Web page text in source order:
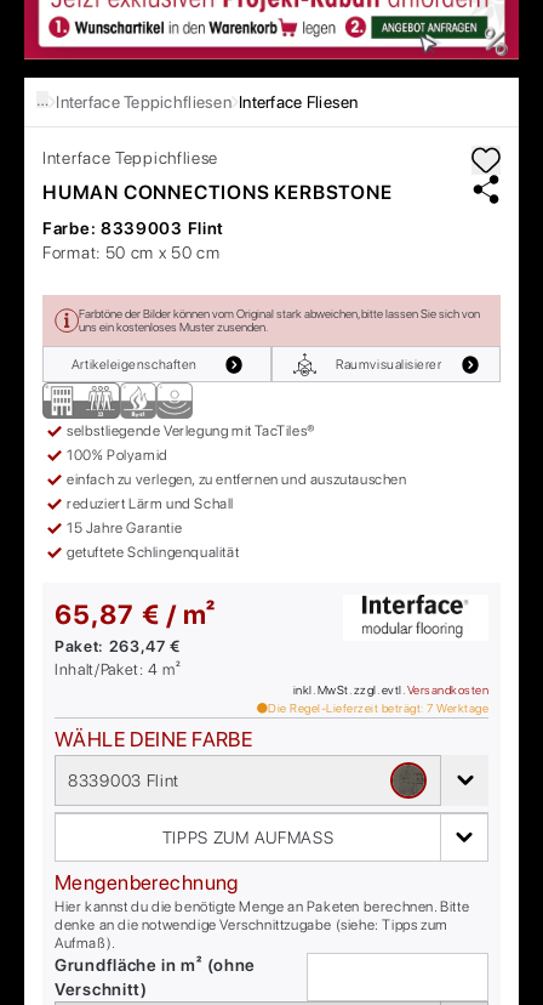
… Interface Teppichfliesen Interface Fliesen
Interface Teppichfliese
HUMAN CONNECTIONS KERBSTONE
Farbe: 8339003 Flint
Format: 50 cm x 50 cm
Farbtöne der Bilder können vom Original stark abweichen, bitte lassen Sie sich von
uns ein kostenloses Muster zusenden.
Artikeleigenschaften Raumvisualisierer
selbstliegende Verlegung mit TacTiles®
100% Polyamid
einfach zu verlegen, zu entfernen und auszutauschen
reduziert Lärm und Schall
15 Jahre Garantie
getuftete Schlingenqualität
65,87 € / m²
Paket: 263,47 €
Inhalt/Paket:4 m²
inkl. MwSt. zzgl. evtl. Versandkosten
Die Regel-Lieferzeit beträgt: 7 Werktage
WÄHLE DEINE FARBE
8339003 Flint
TIPPS ZUM AUFMASS
Mengenberechnung
Hier kannst du die benötigte Menge an Paketen berechnen. Bitte
denke an die notwendige Verschnittzugabe (siehe: Tipps zum
Aufmaß).
Grundfläche in m² (ohne
Verschnitt)